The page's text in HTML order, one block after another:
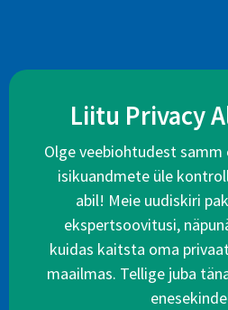
Liitu Privacy
Olge veebiohtudest samm
isikuandmete üle
abil! Meie uudiskiri
ekspertsoovitusi,
kuidas kaitsta oma
maailmas. Tellige juba